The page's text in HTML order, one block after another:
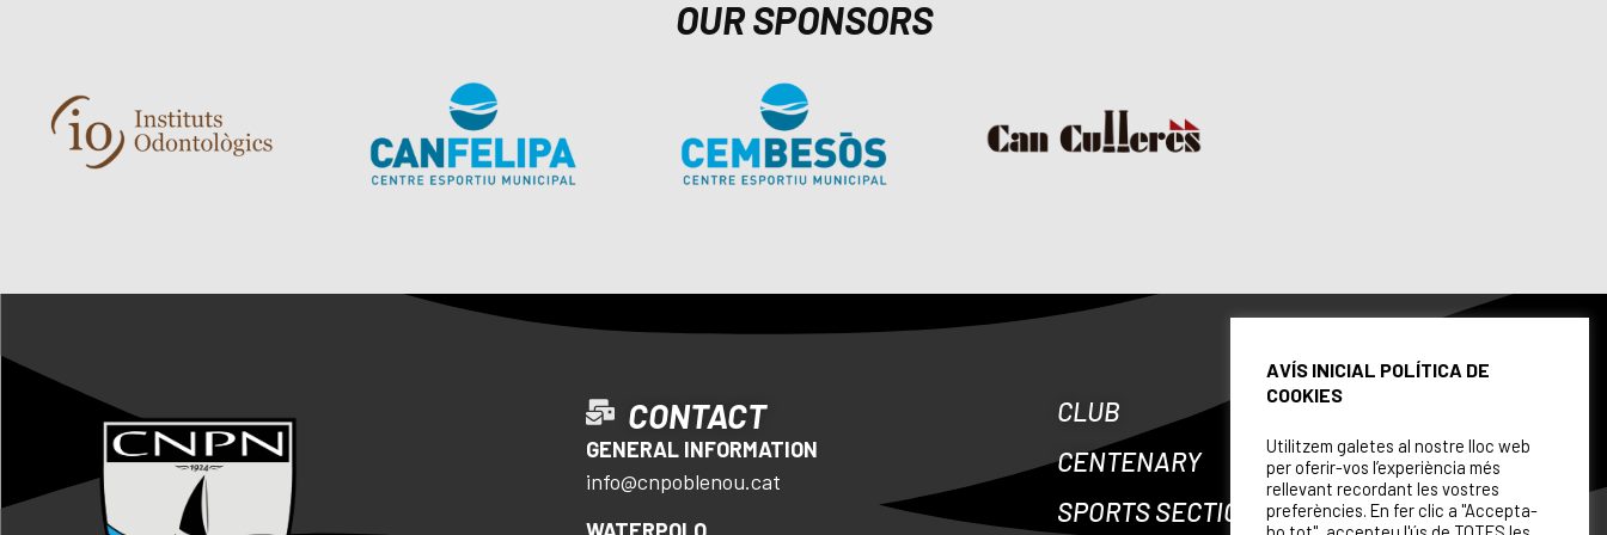
OUR SPONSORS
CONTACT
GENERAL INFORMATION
info@cnpoblenou.cat
CLUB
CENTENARY
SPORTS SECTIONS
AVÍS INICIAL POLÍTICA DE
COOKIES
Utilitzem galetes al nostre lloc web
per oferir-vos l’experiència més
rellevant recordant les vostres
preferències. En fer clic a "Accepta-